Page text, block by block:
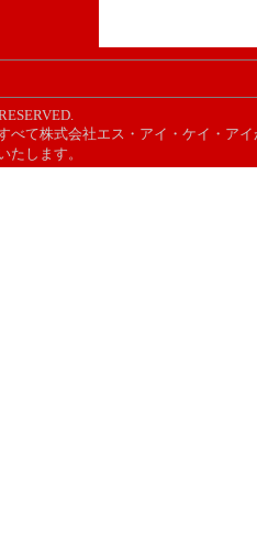
べて株式会社エス・アイ・ケイ・ア
たします。